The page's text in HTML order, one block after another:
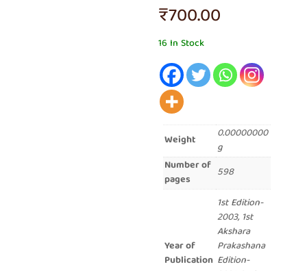
₹700.00
16 In Stock
Weight
0.00000000
g
Number of
pages
598
Year of
Publication
1st Edition-
2003, 1st
Akshara
Prakashana
Edition-